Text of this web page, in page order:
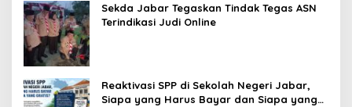
Sekda Jabar Tegaskan Tindak Tegas ASN
Terindikasi Judi Online
Reaktivasi SPP di Sekolah Negeri Jabar,
Siapa yang Harus Bayar dan Siapa yang